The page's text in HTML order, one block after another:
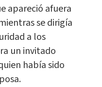
apareció afuera
se dirigía
a los
un invitado
había sido